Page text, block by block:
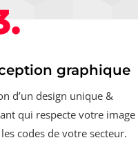
graphique
d’un design unique &
qui respecte votre image
codes de votre secteur.